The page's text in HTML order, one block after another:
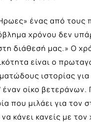
ένας από τους
χρόνου δεν
διάθεσή μας.» Ο
είναι ο
ιστορίας για
έναν οίκο βετεράνων.
που μιλάει για τον
κάνει κανείς με